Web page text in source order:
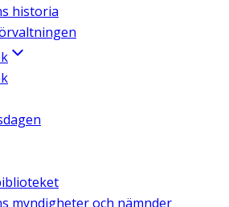
historia
myndigheter och nämnder